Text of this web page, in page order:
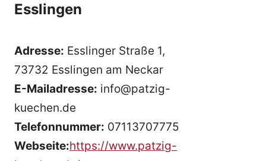
Esslingen
Adresse: Esslinger Straße 1,
73732 Esslingen am Neckar
E-Mailadresse: info@patzig-
kuechen.de
Telefonnummer: 07113707775
Webseite:https://www.patzig-